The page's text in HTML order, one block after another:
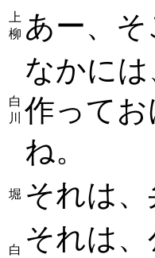
上
柳 あー、
白
川
なかに
作って
ね。
堀 それは
白 それは